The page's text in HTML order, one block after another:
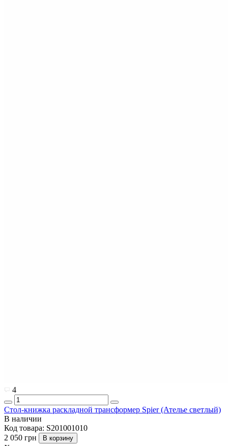
4
Стол-книжка раскладной трансформер Spier (Ателье светлый)
В наличии
Код товара: S201001010
2 050 грн
В корзину